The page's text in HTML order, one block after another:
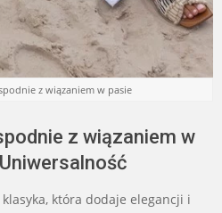
z wiązaniem w pasie
z wiązaniem w
która dodaje elegancji i